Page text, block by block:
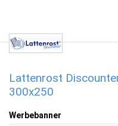
Lattenrost
300x250
Werbebanner